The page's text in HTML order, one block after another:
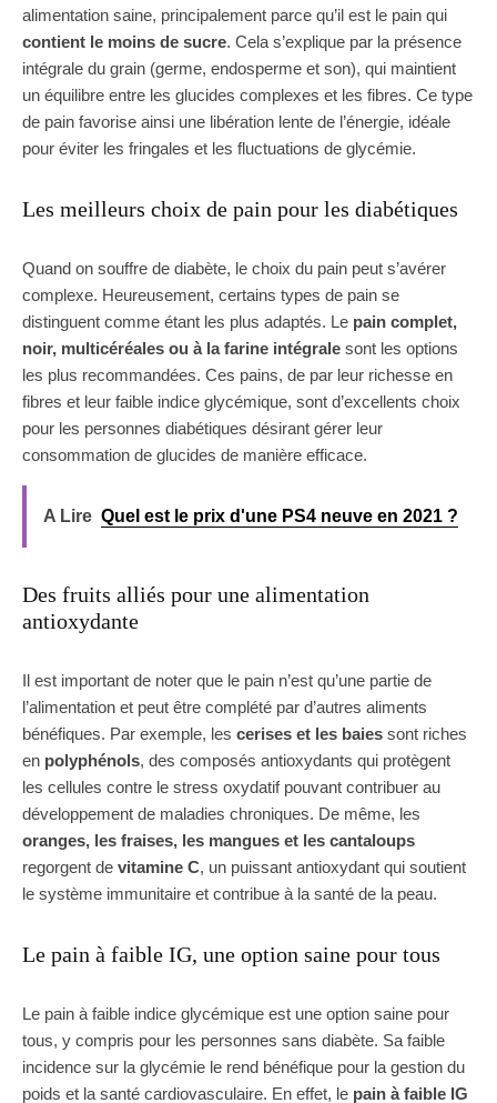
alimentation saine, principalement parce qu’il est le pain qui
contient le moins de sucre. Cela s’explique par la présence
intégrale du grain (germe, endosperme et son), qui maintient
un équilibre entre les glucides complexes et les fibres. Ce type
de pain favorise ainsi une libération lente de l’énergie, idéale
pour éviter les fringales et les fluctuations de glycémie.
Les meilleurs choix de pain pour les diabétiques
Quand on souffre de diabète, le choix du pain peut s’avérer
complexe. Heureusement, certains types de pain se
distinguent comme étant les plus adaptés. Le pain complet,
noir, multicéréales ou à la farine intégrale sont les options
les plus recommandées. Ces pains, de par leur richesse en
fibres et leur faible indice glycémique, sont d’excellents choix
pour les personnes diabétiques désirant gérer leur
consommation de glucides de manière efficace.
A Lire Quel est le prix d'une PS4 neuve en 2021 ?
Des fruits alliés pour une alimentation
antioxydante
Il est important de noter que le pain n’est qu’une partie de
l’alimentation et peut être complété par d’autres aliments
bénéfiques. Par exemple, les cerises et les baies sont riches
en polyphénols, des composés antioxydants qui protègent
les cellules contre le stress oxydatif pouvant contribuer au
développement de maladies chroniques. De même, les
oranges, les fraises, les mangues et les cantaloups
regorgent de vitamine C, un puissant antioxydant qui soutient
le système immunitaire et contribue à la santé de la peau.
Le pain à faible IG, une option saine pour tous
Le pain à faible indice glycémique est une option saine pour
tous, y compris pour les personnes sans diabète. Sa faible
incidence sur la glycémie le rend bénéfique pour la gestion du
poids et la santé cardiovasculaire. En effet, le pain à faible IG